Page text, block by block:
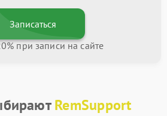
Записаться
при записи на сайте
RemSupport